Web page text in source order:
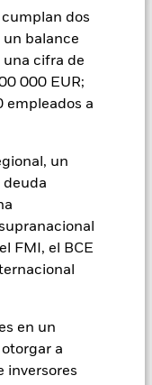
dos
un balance
cifra de
000 EUR;
empleados a
un
deuda
FMI, el BCE
en un
a
inversores
en Riesgo.
de ellas pueden
posible que los
originalmente.
de divisas de este
de divisas. El
«spill-
La sociedad
dispone de los
el riesgo de
menú desplegable
podrá ver un
el listado
a la sociedad